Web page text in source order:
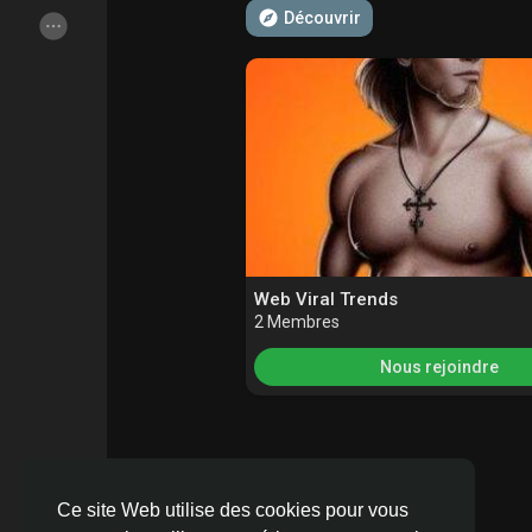
Ce site Web utilise des cookies pour vous
Découvrir les articles
Emplois
Découvrir
Web Viral Trends
2 Membres
Nous rejoindre